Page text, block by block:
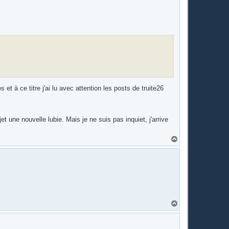
et à ce titre j'ai lu avec attention les posts de truite26
une nouvelle lubie. Mais je ne suis pas inquiet, j'arrive
a
a